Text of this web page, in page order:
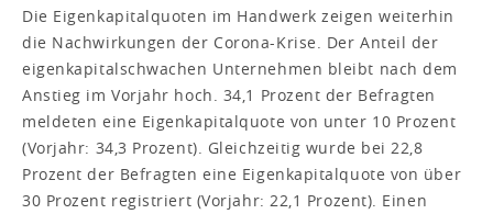
Die Eigenkapitalquoten im Handwerk zeigen weiterhin
die Nachwirkungen der Corona-Krise. Der Anteil der
eigenkapitalschwachen Unternehmen bleibt nach dem
Anstieg im Vorjahr hoch. 34,1 Prozent der Befragten
meldeten eine Eigenkapitalquote von unter 10 Prozent
(Vorjahr: 34,3 Prozent). Gleichzeitig wurde bei 22,8
Prozent der Befragten eine Eigenkapitalquote von über
30 Prozent registriert (Vorjahr: 22,1 Prozent). Einen